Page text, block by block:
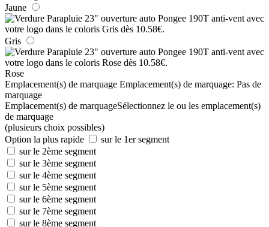
Jaune
Gris
Rose
Emplacement(s) de marquage Emplacement(s) de marquage: Pas de
marquage
Emplacement(s) de marquageSélectionnez le ou les emplacement(s)
de marquage
(plusieurs choix possibles)
Option la plus rapide
sur le 1er segment
sur le 2ème segment
sur le 3ème segment
sur le 4ème segment
sur le 5ème segment
sur le 6ème segment
sur le 7ème segment
sur le 8ème segment